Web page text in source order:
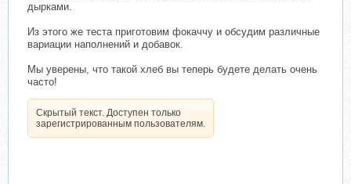
дырками.
Из этого же теста приготовим фокаччу и обсудим различные
вариации наполнений и добавок.
Мы уверены, что такой хлеб вы теперь будете делать очень
часто!
Скрытый текст. Доступен только
зарегистрированным пользователям.